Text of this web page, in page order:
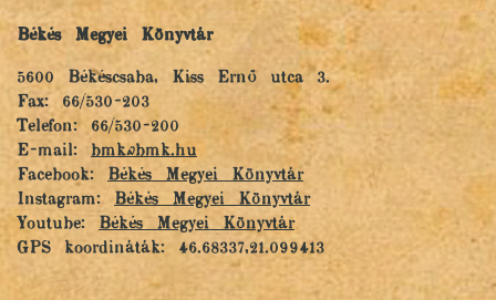
Békés Megyei Könyvtár
5600 Békéscsaba, Kiss Ernő utca 3.
Fax: 66/530-203
Telefon: 66/530-200
E-mail: bmk@bmk.hu
Facebook: Békés Megyei Könyvtár
Instagram: Békés Megyei Könyvtár
Youtube: Békés Megyei Könyvtár
GPS koordináták: 46.68337,21.099413